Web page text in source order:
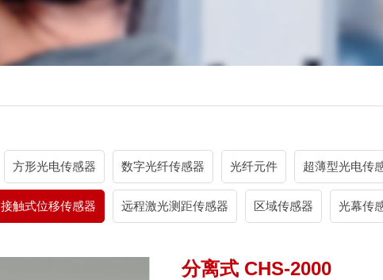
方形光电传感器 数字光纤传感器 光纤元件 超薄型光电传
接触式位移传感器 远程激光测距传感器 区域传感器 光幕传
分离式 CHS-2000